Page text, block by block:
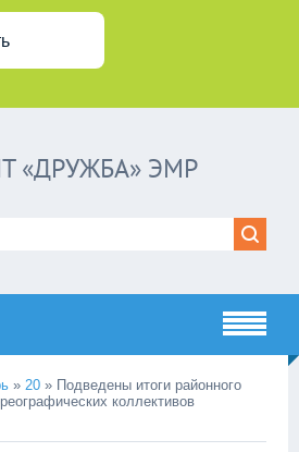
«ДРУЖБА» ЭМР
» 20 » Подведены итоги районного
коллективов